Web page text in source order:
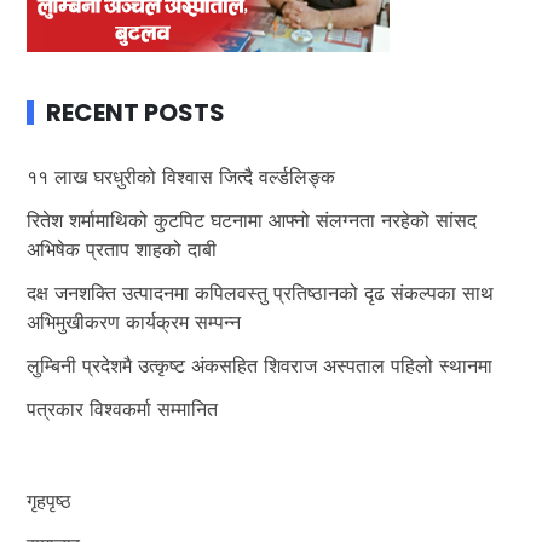
RECENT POSTS
११ लाख घरधुरीको विश्वास जित्दै वर्ल्डलिङ्क
रितेश शर्मामाथिको कुटपिट घटनामा आफ्नो संलग्नता नरहेको सांसद
अभिषेक प्रताप शाहको दाबी
दक्ष जनशक्ति उत्पादनमा कपिलवस्तु प्रतिष्ठानको दृढ संकल्पका साथ
अभिमुखीकरण कार्यक्रम सम्पन्न
लुम्बिनी प्रदेशमै उत्कृष्ट अंकसहित शिवराज अस्पताल पहिलो स्थानमा
पत्रकार विश्वकर्मा सम्मानित
गृहपृष्ठ